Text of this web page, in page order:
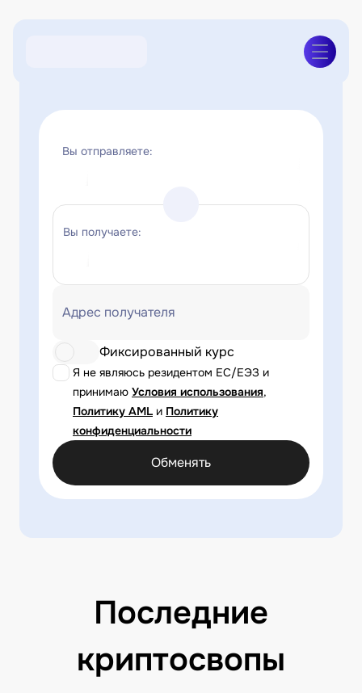
Вы отправляете:
Вы получаете:
Адрес получателя
Я не являюсь резидентом ЕС/ЕЭЗ и
принимаю Условия использования,
Политику AML и Политику
конфиденциальности
Фиксированный курс
Обменять
Последние
криптосвопы